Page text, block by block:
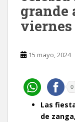
grande
viernes
15 mayo, 2024
0
Las
de